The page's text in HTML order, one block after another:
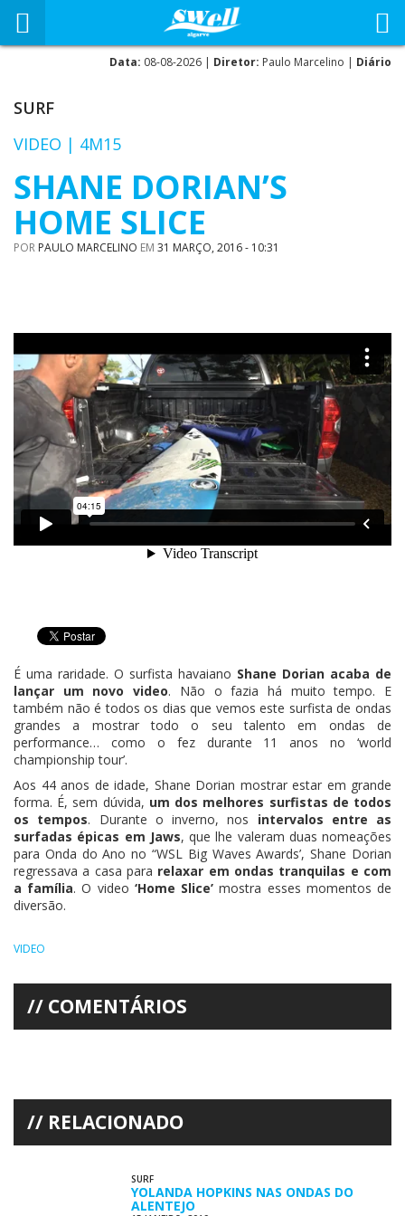
Data: 08-08-2026 | Diretor: Paulo Marcelino | Diário
SURF
VIDEO | 4M15
SHANE DORIAN’S
HOME SLICE
POR PAULO MARCELINO EM 31 MARÇO, 2016 - 10:31
É uma raridade. O surfista havaiano Shane Dorian acaba de
lançar um novo video. Não o fazia há muito tempo. E
também não é todos os dias que vemos este surfista de ondas
grandes a mostrar todo o seu talento em ondas de
performance… como o fez durante 11 anos no ‘world
championship tour’.
Aos 44 anos de idade, Shane Dorian mostrar estar em grande
forma. É, sem dúvida, um dos melhores surfistas de todos
os tempos. Durante o inverno, nos intervalos entre as
surfadas épicas em Jaws, que lhe valeram duas nomeações
para Onda do Ano no “WSL Big Waves Awards’, Shane Dorian
regressava a casa para relaxar em ondas tranquilas e com
a família. O video ‘Home Slice’ mostra esses momentos de
diversão.
VIDEO
COMENTÁRIOS
RELACIONADO
SURF
YOLANDA HOPKINS NAS ONDAS DO
ALENTEJO